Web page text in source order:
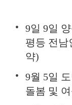
9일 9일
평등 전남
약)
9월 5일
돌봄 및